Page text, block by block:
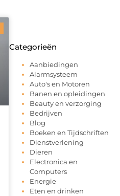
Categorieën
Aanbiedingen
Alarmsysteem
Auto's en Motoren
Banen en opleidingen
Beauty en verzorging
Bedrijven
Blog
Boeken en Tijdschriften
Dienstverlening
Dieren
Electronica en
Computers
Energie
Eten en drinken